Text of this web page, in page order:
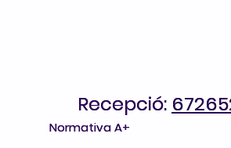
Recepció:
Normativa A+
Recepció:
Normativa A+